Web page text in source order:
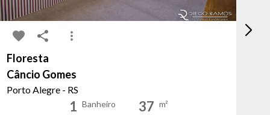
Floresta
Câncio Gomes
Porto Alegre - RS
1 Banheiro 37 m²